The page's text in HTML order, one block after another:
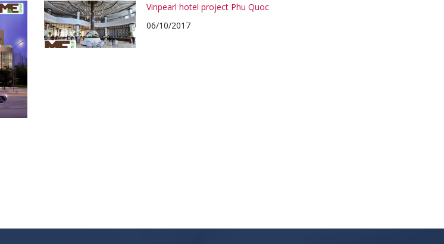
Vinpearl hotel project Phu Quoc
06/10/2017